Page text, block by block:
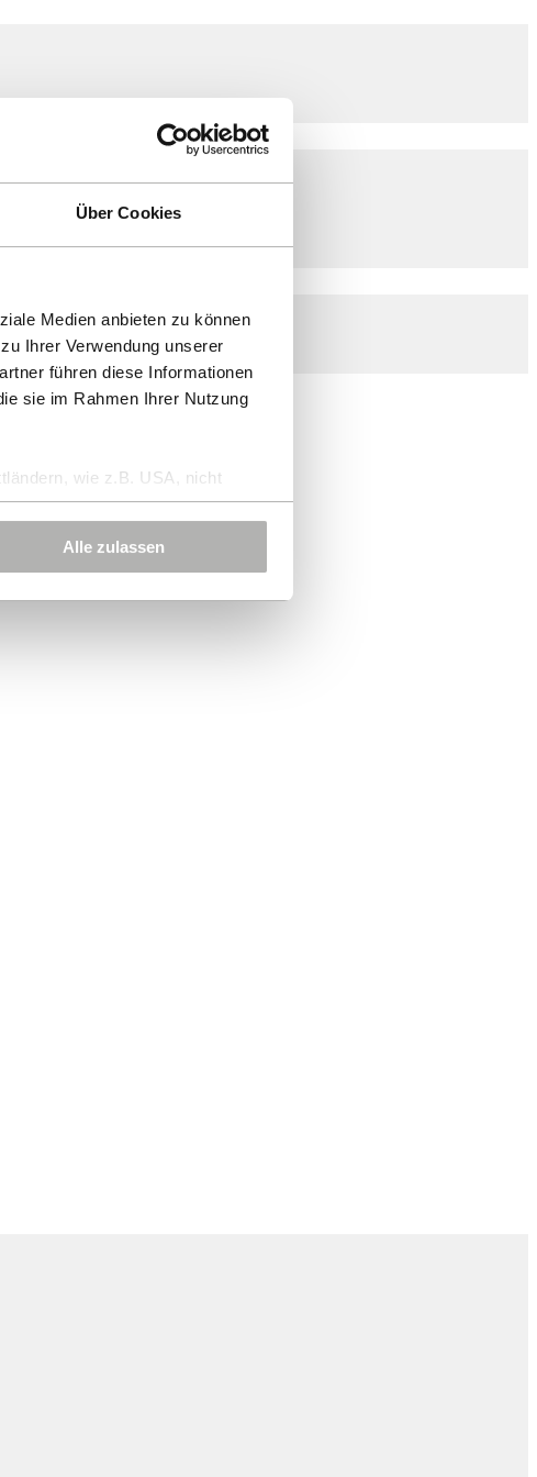
Über Cookies
Medien anbieten zu können
Ihrer Verwendung unserer
führen diese Informationen
sie im Rahmen Ihrer Nutzung
wie z.B. USA, nicht
Alle zulassen